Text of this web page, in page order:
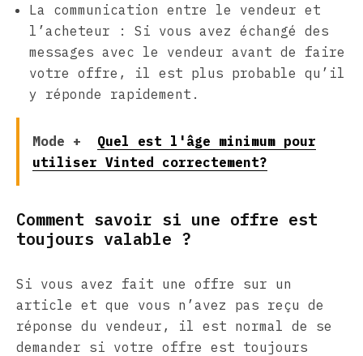
La communication entre le vendeur et
l’acheteur : Si vous avez échangé des
messages avec le vendeur avant de faire
votre offre, il est plus probable qu’il
y réponde rapidement.
Mode +
Quel est l'âge minimum pour
utiliser Vinted correctement?
Comment savoir si une offre est
toujours valable ?
Si vous avez fait une offre sur un
article et que vous n’avez pas reçu de
réponse du vendeur, il est normal de se
demander si votre offre est toujours